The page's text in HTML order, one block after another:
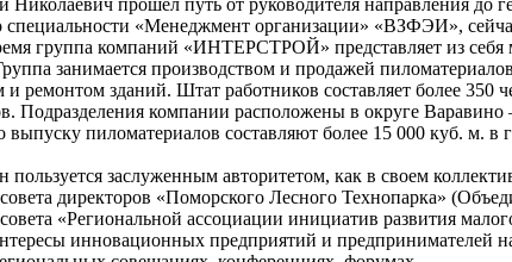
Николаевич прошёл путь от руководителя направления до
специальности «Менеджмент организации» «ВЗФЭИ»,
группа компаний «ИНТЕРСТРОЙ» представляет из себя
занимается производством и продажей
и ремонтом зданий. Штат работников составляет более
Подразделения компании расположены в округе
выпуску пиломатериалов составляют более 15 000 куб. м.
пользуется заслуженным авторитетом, как в своем
директоров «Поморского Лесного Технопарка»
«Региональной ассоциации инициатив развития
инновационных предприятий и предпринимателей